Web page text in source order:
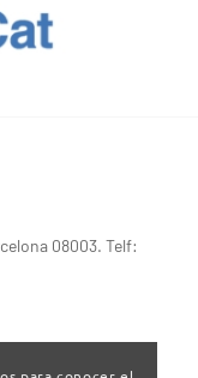
08003. Telf: